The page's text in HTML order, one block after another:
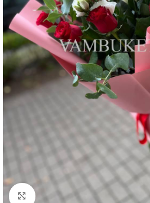
Нажмите, чтобы увеличить